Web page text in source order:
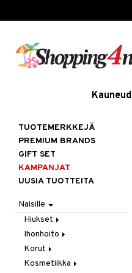
TUOTEMERKKEJÄ
PREMIUM BRANDS
GIFT SET
KAMPANJAT
UUSIA TUOTTEITA
Naisille
Hiukset
Gift Set
Harjat / Kammat
Hiuskuurit
Ihonhoito
Aurinkotuotteet
Erikoistuotteet
Korut
Kaulakorut
Kosmetiikka